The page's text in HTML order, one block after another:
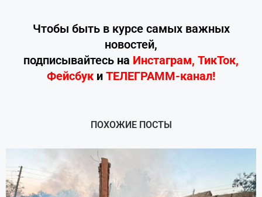
Чтобы быть в курсе самых важных
новостей,
подписывайтесь на Инстаграм, ТикТок,
Фейсбук и ТЕЛЕГРАММ-канал!
ПОХОЖИЕ ПОСТЫ